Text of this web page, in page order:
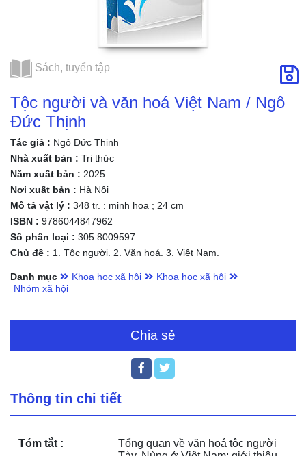
Sách, tuyển tập
Tộc người và văn hoá Việt Nam / Ngô
Đức Thịnh
Tác giả : Ngô Đức Thịnh
Nhà xuất bản : Tri thức
Năm xuất bản : 2025
Nơi xuất bản : Hà Nội
Mô tả vật lý : 348 tr. : minh họa ; 24 cm
ISBN : 9786044847962
Số phân loại : 305.8009597
Chủ đề : 1. Tộc người. 2. Văn hoá. 3. Việt Nam.
Danh mục Khoa học xã hội
Khoa học xã hội
Nhóm xã hội
Chia sẻ
Thông tin chi tiết
Tóm tắt :
Tổng quan về văn hoá tộc người